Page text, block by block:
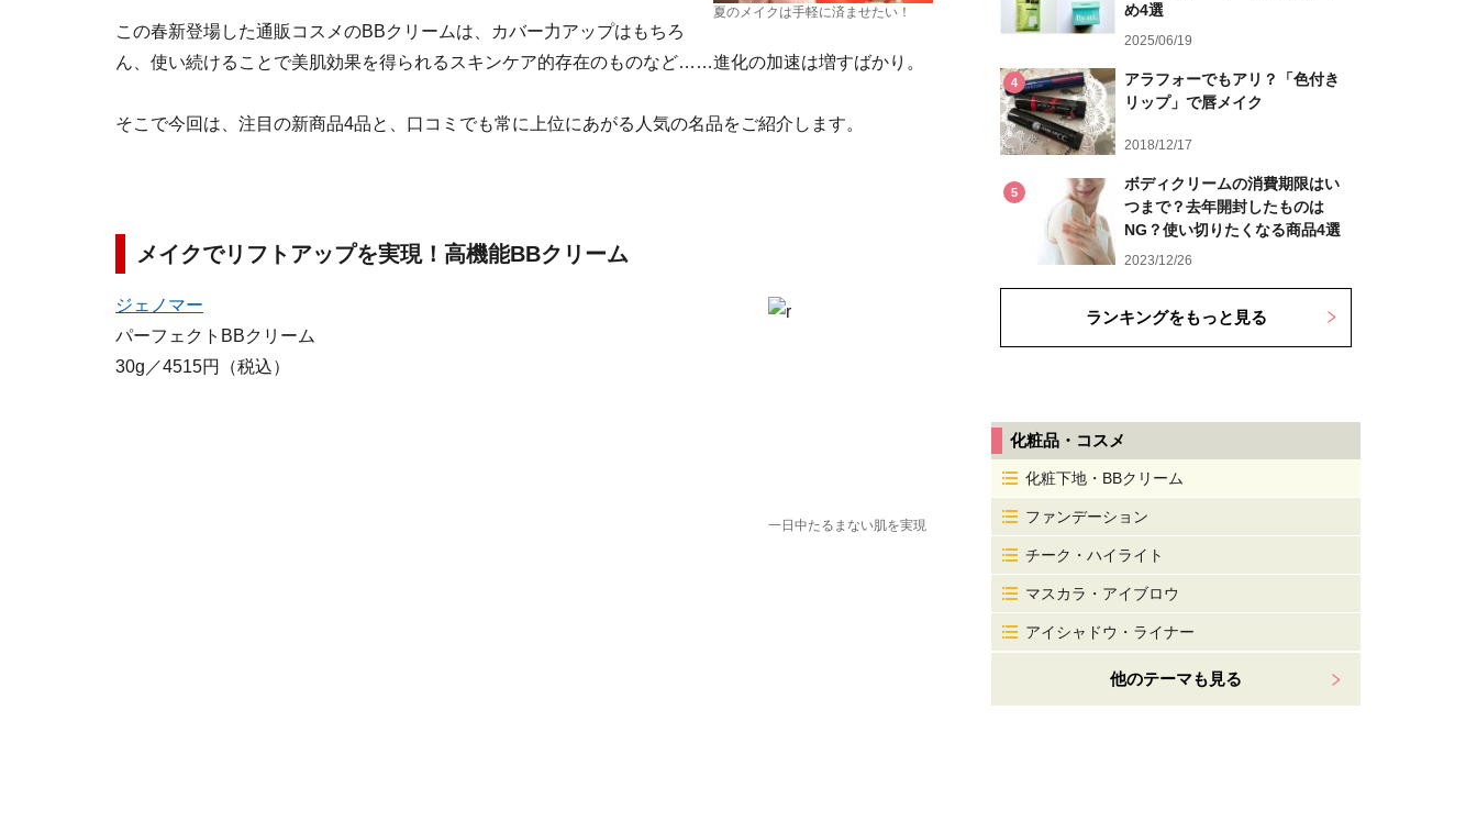
夏のメイクは手軽に済ませたい！
この春新登場した通販コスメのBBクリームは、カバー力アップはもちろ
ん、使い続けることで美肌効果を得られるスキンケア的存在のものなど……進化の加速は増すばかり。
そこで今回は、注目の新商品4品と、口コミでも常に上位にあがる人気の名品をご紹介します。
メイクでリフトアップを実現！高機能BBクリーム
一日中たるまない肌を実現
ジェノマー
パーフェクトBBクリーム
30g／4515円（税込）
め4選
2025/06/19
4
アラフォーでもアリ？「色付き
リップ」で唇メイク
2018/12/17
5
ボディクリームの消費期限はい
つまで？去年開封したものは
NG？使い切りたくなる商品4選
2023/12/26
ランキングをもっと見る
化粧品・コスメ
化粧下地・BBクリーム
ファンデーション
チーク・ハイライト
マスカラ・アイブロウ
アイシャドウ・ライナー
他のテーマも見る